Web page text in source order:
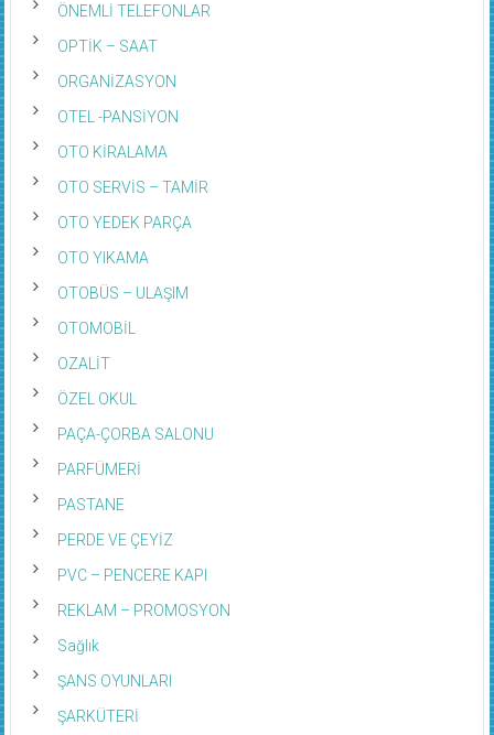
ÖNEMLİ TELEFONLAR
OPTİK – SAAT
ORGANİZASYON
OTEL -PANSİYON
OTO KİRALAMA
OTO SERVİS – TAMİR
OTO YEDEK PARÇA
OTO YIKAMA
OTOBÜS – ULAŞIM
OTOMOBİL
OZALİT
ÖZEL OKUL
PAÇA-ÇORBA SALONU
PARFÜMERİ
PASTANE
PERDE VE ÇEYİZ
PVC – PENCERE KAPI
REKLAM – PROMOSYON
Sağlık
ŞANS OYUNLARI
ŞARKÜTERİ